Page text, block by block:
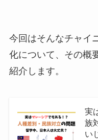
今回はそんなチャイ
化について、その概
紹介します。
実
族
い